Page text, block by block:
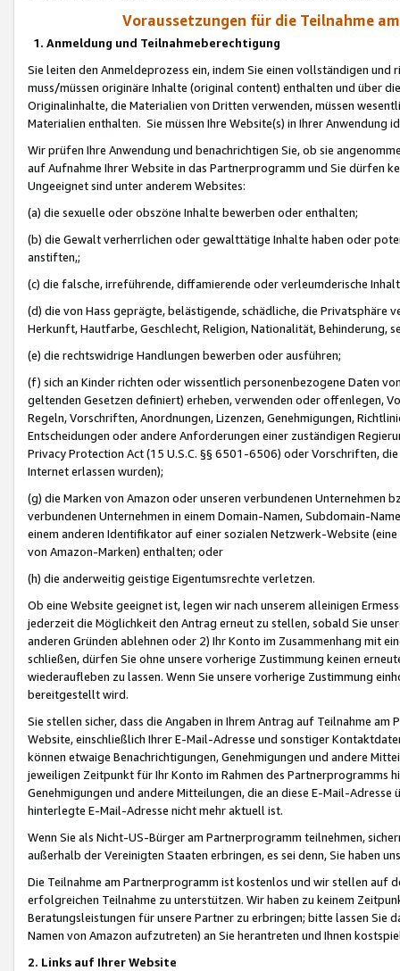
Voraussetzungen für die Teilnahme
1. Anmeldung und Teilnahmeberechtigung
Sie leiten den Anmeldeprozess ein, indem Sie einen vollständigen
muss/müssen originäre Inhalte (original content) enthalten und über
Originalinhalte, die Materialien von Dritten verwenden, müssen
Materialien enthalten. Sie müssen Ihre Website(s) in Ihrer Anwendung
Wir prüfen Ihre Anwendung und benachrichtigen Sie, ob sie
auf Aufnahme Ihrer Website in das Partnerprogramm und Sie dürfen
Ungeeignet sind unter anderem Websites:
(a) die sexuelle oder obszöne Inhalte bewerben oder enthalten;
(b) die Gewalt verherrlichen oder gewalttätige Inhalte haben oder
anstiften,;
(c) die falsche, irreführende, diffamierende oder verleumderische
(d) die von Hass geprägte, belästigende, schädliche, die Privatsphäre
Herkunft, Hautfarbe, Geschlecht, Religion, Nationalität, Behinderung,
(e) die rechtswidrige Handlungen bewerben oder ausführen;
(f) sich an Kinder richten oder wissentlich personenbezogene Daten
geltenden Gesetzen definiert) erheben, verwenden oder offenlegen,
Regeln, Vorschriften, Anordnungen, Lizenzen, Genehmigungen,
Entscheidungen oder andere Anforderungen einer zuständigen
Privacy Protection Act (15 U.S.C. §§ 6501-6506) oder Vorschriften,
Internet erlassen wurden);
(g) die Marken von Amazon oder unseren verbundenen Unternehmen
verbundenen Unternehmen in einem Domain-Namen, Subdomain-
einem anderen Identifikator auf einer sozialen Netzwerk-Website
von Amazon-Marken) enthalten; oder
(h) die anderweitig geistige Eigentumsrechte verletzen.
Ob eine Website geeignet ist, legen wir nach unserem alleinigen
jederzeit die Möglichkeit den Antrag erneut zu stellen, sobald Sie
anderen Gründen ablehnen oder 2) Ihr Konto im Zusammenhang mit
schließen, dürfen Sie ohne unsere vorherige Zustimmung keinen
wiederaufleben zu lassen. Wenn Sie unsere vorherige Zustimmung
bereitgestellt wird.
Sie stellen sicher, dass die Angaben in Ihrem Antrag auf Teilnahme
Website, einschließlich Ihrer E-Mail-Adresse und sonstiger
können etwaige Benachrichtigungen, Genehmigungen und andere
jeweiligen Zeitpunkt für Ihr Konto im Rahmen des Partnerprogramms
Genehmigungen und andere Mitteilungen, die an diese E-Mail-
hinterlegte E-Mail-Adresse nicht mehr aktuell ist.
Wenn Sie als Nicht-US-Bürger am Partnerprogramm teilnehmen,
außerhalb der Vereinigten Staaten erbringen, es sei denn, Sie haben
Die Teilnahme am Partnerprogramm ist kostenlos und wir stellen auf
erfolgreichen Teilnahme zu unterstützen. Wir haben zu keinem
Beratungsleistungen für unsere Partner zu erbringen; bitte lassen Sie
Namen von Amazon aufzutreten) an Sie herantreten und Ihnen
2. Links auf Ihrer Website